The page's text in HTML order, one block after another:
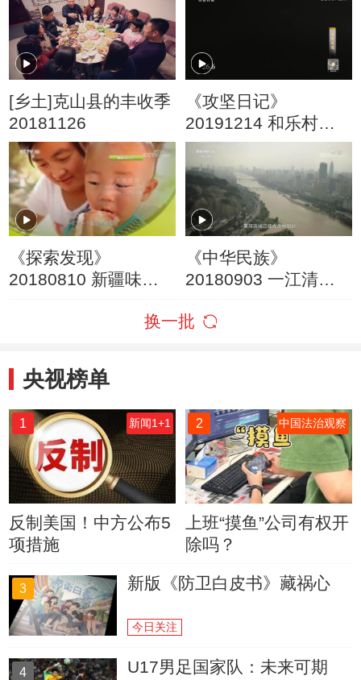
团聚
[乡土]克山县的丰收季
20181126
《攻坚日记》
20191214 和乐村里
和乐事（1）
《探索发现》
20180810 新疆味道
《中华民族》
20180903 一江清水
换一批
央视榜单
1 新闻1+1
反制美国！中方公布5
项措施
2 中国法治观察
上班“摸鱼”公司有权开
除吗？
3 新版《防卫白皮书》藏祸心
今日关注
4 U17男足国家队：未来可期